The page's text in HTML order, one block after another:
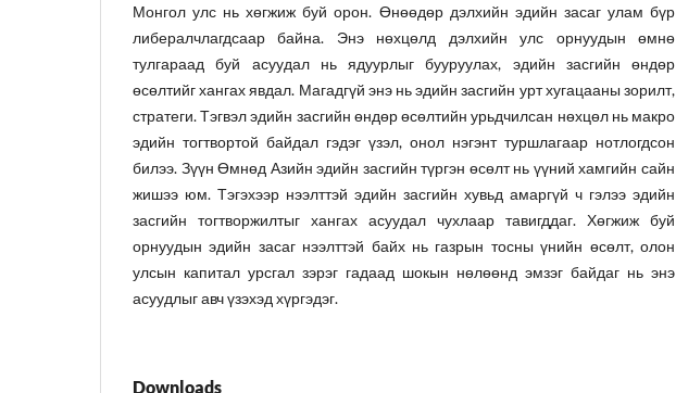
Монгол улс нь хөгжиж буй орон. Өнөөдөр дэлхийн эдийн засаг улам бүр
либералчлагдсаар байна. Энэ нөхцөлд дэлхийн улс орнуудын өмнө
тулгараад буй асуудал нь ядуурлыг бууруулах, эдийн засгийн өндөр
өсөлтийг хангах явдал. Магадгүй энэ нь эдийн засгийн урт хугацааны зорилт,
стратеги. Тэгвэл эдийн засгийн өндөр өсөлтийн урьдчилсан нөхцөл нь макро
эдийн тогтвортой байдал гэдэг үзэл, онол нэгэнт туршлагаар нотлогдсон
билээ. Зүүн Өмнөд Азийн эдийн засгийн түргэн өсөлт нь үүний хамгийн сайн
жишээ юм. Тэгэхээр нээлттэй эдийн засгийн хувьд амаргүй ч гэлээ эдийн
засгийн тогтворжилтыг хангах асуудал чухлаар тавигддаг. Хөгжиж буй
орнуудын эдийн засаг нээлттэй байх нь газрын тосны үнийн өсөлт, олон
улсын капитал урсгал зэрэг гадаад шокын нөлөөнд эмзэг байдаг нь энэ
асуудлыг авч үзэхэд хүргэдэг.
Downloads